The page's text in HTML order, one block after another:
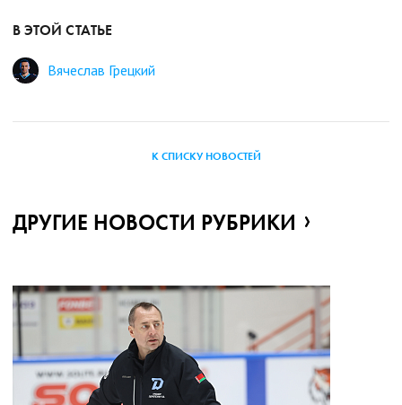
В ЭТОЙ СТАТЬЕ
Вячеслав Грецкий
К СПИСКУ НОВОСТЕЙ
ДРУГИЕ НОВОСТИ РУБРИКИ